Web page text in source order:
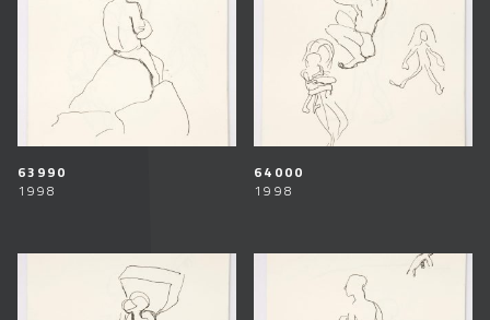
63990
1998
64000
1998